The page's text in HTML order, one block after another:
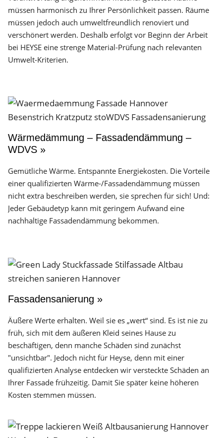
müssen harmonisch zu Ihrer Persönlichkeit passen. Räume
müssen jedoch auch umweltfreundlich renoviert und
verschönert werden. Deshalb erfolgt vor Beginn der Arbeit
bei HEYSE eine strenge Material-Prüfung nach relevanten
Umwelt-Kriterien.
Wärmedämmung – Fassadendämmung –
WDVS »
Gemütliche Wärme. Entspannte Energiekosten. Die Vorteile
einer qualifizierten Wärme-/Fassadendämmung müssen
nicht extra beschreiben werden, sie sprechen für sich! Und:
Jeder Gebäudetyp kann mit geringem Aufwand eine
nachhaltige Fassadendämmung bekommen.
Fassadensanierung »
Äußere Werte erhalten. Weil sie es „wert“ sind. Es ist nie zu
früh, sich mit dem äußeren Kleid seines Hause zu
beschäftigen, denn manche Schäden sind zunächst
"unsichtbar". Jedoch nicht für Heyse, denn mit einer
qualifizierten Analyse entdecken wir versteckte Schäden an
Ihrer Fassade frühzeitig. Damit Sie später keine höheren
Kosten stemmen müssen.